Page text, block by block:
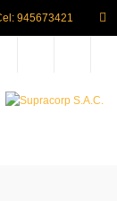
945673421